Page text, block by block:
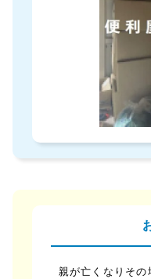
親が亡くなりそ